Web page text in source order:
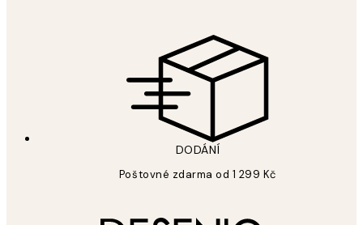
DODÁNÍ
Poštovné zdarma od 1 299 Kč